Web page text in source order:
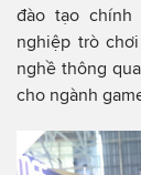
đào tạo
nghiệp trò
nghề thông
cho ngành